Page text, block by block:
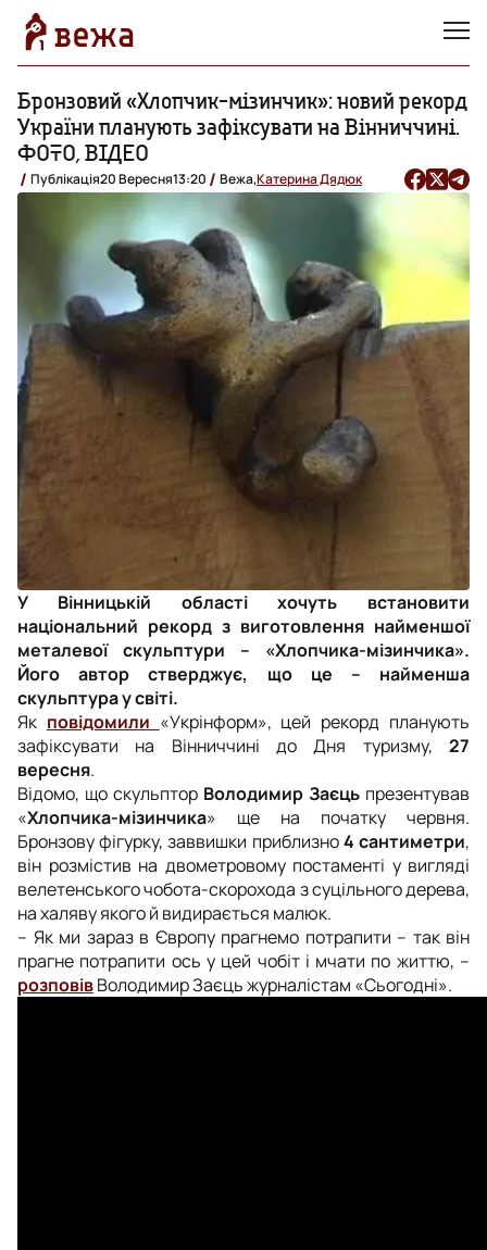
Бронзовий «Хлопчик-мізинчик»: новий рекорд
України планують зафіксувати на Вінниччині.
ФОТО, ВІДЕО
Публікація20 Вересня13:20 Вежа,Катерина Дядюк
У Вінницькій області хочуть встановити
національний рекорд з виготовлення найменшої
металевої скульптури – «Хлопчика-мізинчика».
Його автор стверджує, що це – найменша
скульптура у світі.
Як повідомили «Укрінформ», цей рекорд планують
зафіксувати на Вінниччині до Дня туризму, 27
вересня.
Відомо, що скульптор Володимир Заєць презентував
«Хлопчика-мізинчика» ще на початку червня.
Бронзову фігурку, заввишки приблизно4 сантиметри,
він розмістив на двометровому постаменті у вигляді
велетенського чобота-скорохода з суцільного дерева,
на халяву якого й видирається малюк.
– Як ми зараз в Європу прагнемо потрапити – так він
прагне потрапити ось у цей чобіт і мчати по життю, –
розповівВолодимир Заєць журналістам «Сьогодні».